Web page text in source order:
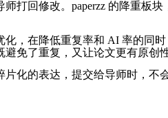
打回修改。paperzz 的降重板
，在降低重复率和 AI 率的同
免了重复，又让论文更有原创性
化的表达，提交给导师时，